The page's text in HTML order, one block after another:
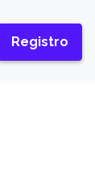
Registro